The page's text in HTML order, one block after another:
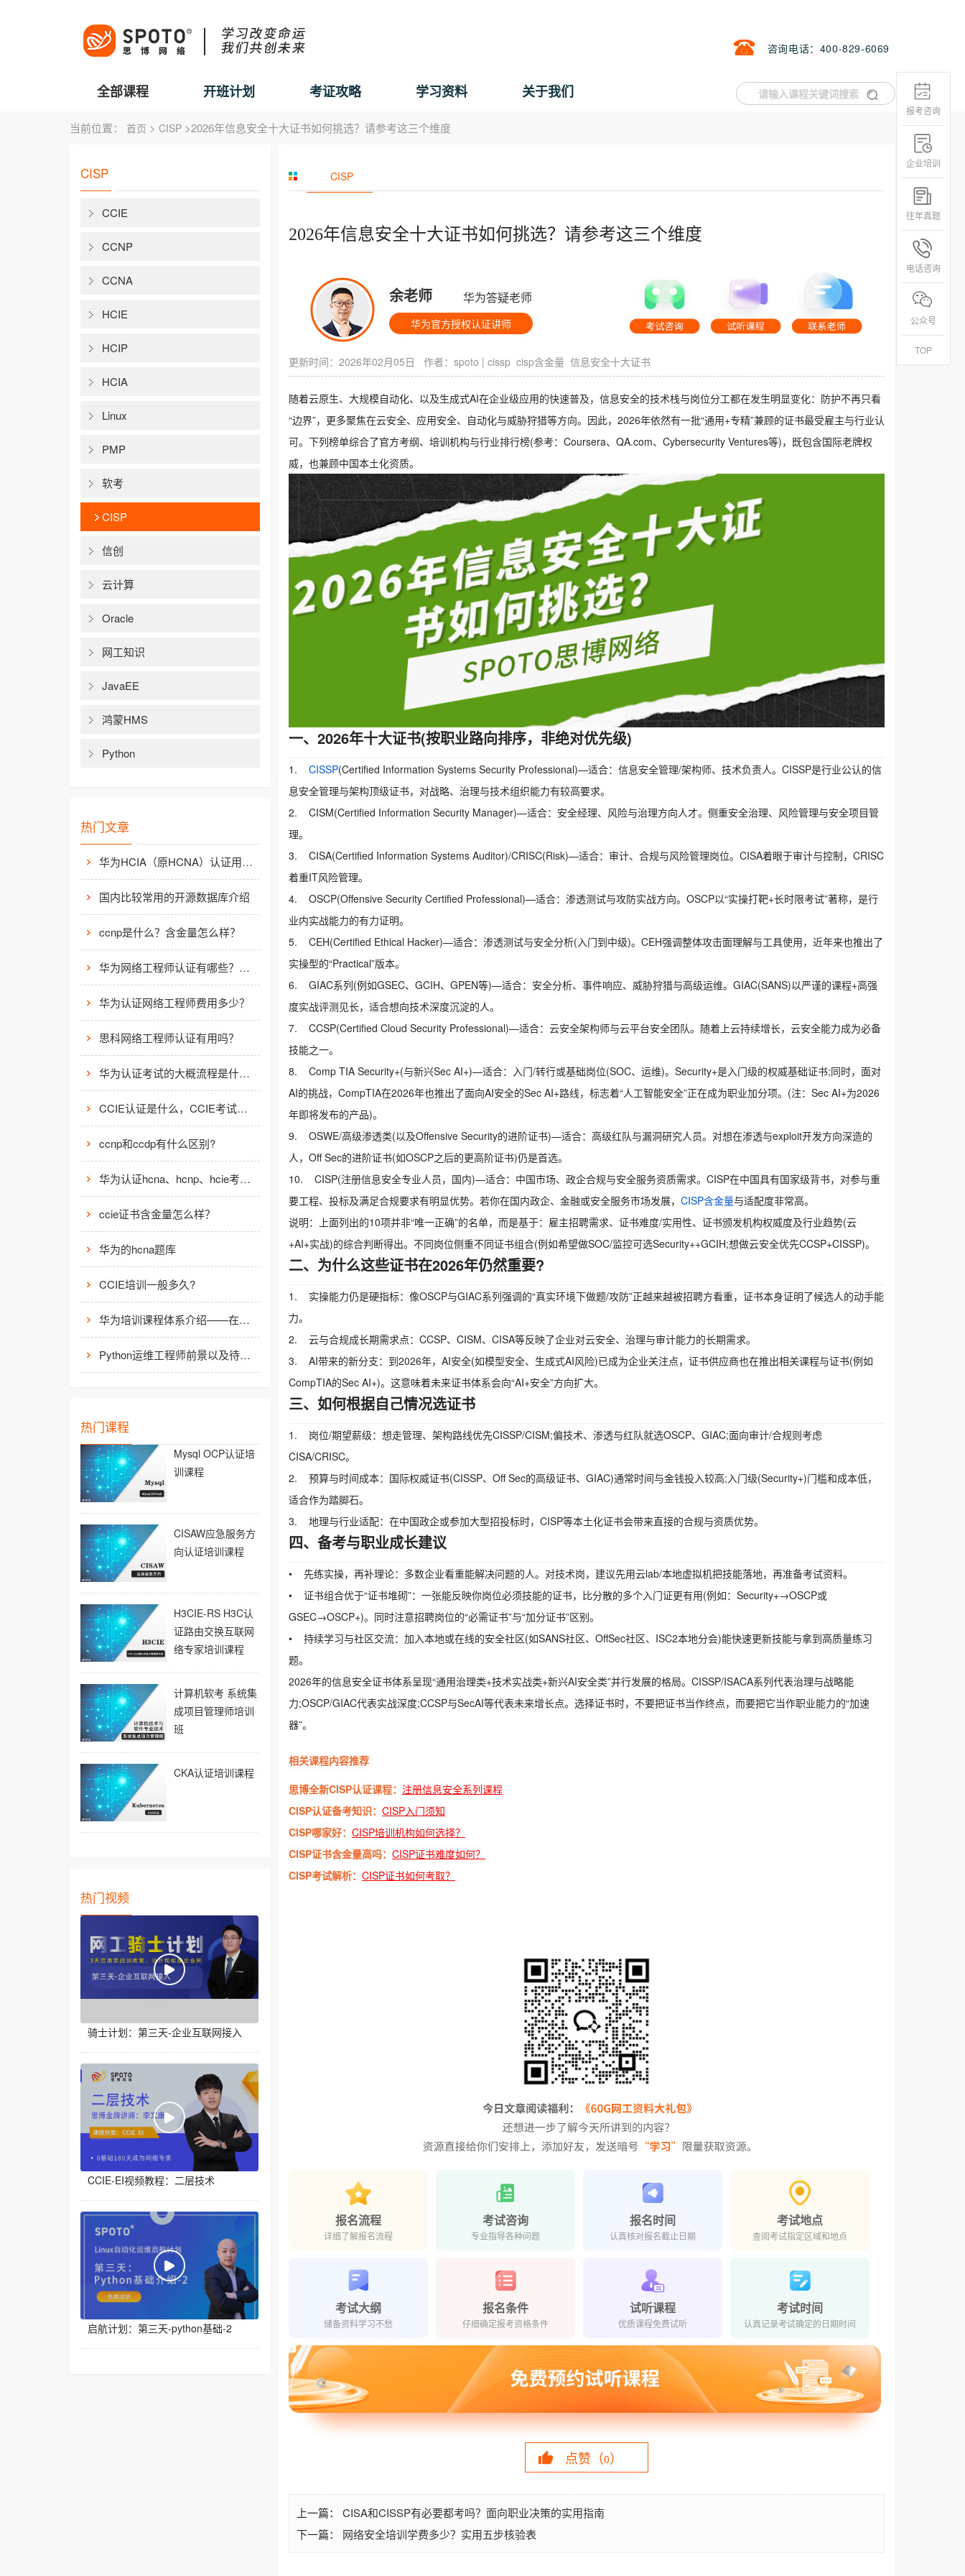
咨询电话：400-829-6069
全部课程 开班计划 考证攻略 学习资料 关于我们
当前位置： 首页 > CISP >2026年信息安全十大证书如何挑选？请参考这三个维度
CISP
CCIE
CCNP
CCNA
HCIE
HCIP
HCIA
Linux
PMP
软考
CISP
信创
云计算
Oracle
网工知识
JavaEE
鸿蒙HMS
Python
热门文章
华为HCIA（原HCNA）认证用处大吗？
国内比较常用的开源数据库介绍
ccnp是什么？含金量怎么样？
华为网络工程师认证有哪些？值不值得考？
华为认证网络工程师费用多少？
思科网络工程师认证有用吗？
华为认证考试的大概流程是什么样的？
CCIE认证是什么，CCIE考试认证考试指南
ccnp和ccdp有什么区别?
华为认证hcna、hcnp、hcie考试费用
ccie证书含金量怎么样？
华为的hcna题库
CCIE培训一般多久?
华为培训课程体系介绍——在线学习平台
Python运维工程师前景以及待遇价值如何?
热门课程
Mysql OCP认证培
训课程
CISAW应急服务方
向认证培训课程
H3CIE-RS H3C认
证路由交换互联网
络专家培训课程
计算机软考 系统集
成项目管理师培训
班
CKA认证培训课程
热门视频
骑士计划：第三天-企业互联网接入
CCIE-EI视频教程：二层技术
启航计划：第三天-python基础-2
CISP
2026年信息安全十大证书如何挑选？请参考这三个维度
余老师 华为答疑老师
华为官方授权认证讲师
更新时间：2026年02月05日 作者： spoto | cissp cisp含金量 信息安全十大证书
随着云原生、大规模自动化、以及生成式AI在企业级应用的快速普及，信息安全的技术栈与岗位分工都在发生明显变化：防护不再只看
“边界”，更多聚焦在云安全、应用安全、自动化与威胁狩猎等方向。因此，2026年依然有一批“通用+专精”兼顾的证书最受雇主与行业认
可。下列榜单综合了官方考纲、培训机构与行业排行榜(参考：Coursera、QA.com、Cybersecurity Ventures等)，既包含国际老牌权
威，也兼顾中国本土化资质。
一、2026年十大证书(按职业路向排序，非绝对优先级)
1. CISSP(Certified Information Systems Security Professional)—适合：信息安全管理/架构师、技术负责人。CISSP是行业公认的信
息安全管理与架构顶级证书，对战略、治理与技术组织能力有较高要求。
2. CISM(Certified Information Security Manager)—适合：安全经理、风险与治理方向人才。侧重安全治理、风险管理与安全项目管
理。
3. CISA(Certified Information Systems Auditor)/CRISC(Risk)—适合：审计、合规与风险管理岗位。CISA着眼于审计与控制，CRISC
着重IT风险管理。
4. OSCP(Offensive Security Certified Professional)—适合：渗透测试与攻防实战方向。OSCP以“实操打靶+长时限考试”著称，是行
业内实战能力的有力证明。
5. CEH(Certified Ethical Hacker)—适合：渗透测试与安全分析(入门到中级)。CEH强调整体攻击面理解与工具使用，近年来也推出了
实操型的“Practical”版本。
6. GIAC系列(例如GSEC、GCIH、GPEN等)—适合：安全分析、事件响应、威胁狩猎与高级运维。GIAC(SANS)以严谨的课程+高强
度实战评测见长，适合想向技术深度沉淀的人。
7. CCSP(Certified Cloud Security Professional)—适合：云安全架构师与云平台安全团队。随着上云持续增长，云安全能力成为必备
技能之一。
8. Comp TIA Security+(与新兴Sec AI+)—适合：入门/转行或基础岗位(SOC、运维)。Security+是入门级的权威基础证书;同时，面对
AI的挑战，CompTIA在2026年也推出了面向AI安全的Sec AI+路线，标志着“人工智能安全”正在成为职业加分项。(注：Sec AI+为2026
年即将发布的产品)。
9. OSWE/高级渗透类(以及Offensive Security的进阶证书)—适合：高级红队与漏洞研究人员。对想在渗透与exploit开发方向深造的
人，Off Sec的进阶证书(如OSCP之后的更高阶证书)仍是首选。
10. CISP(注册信息安全专业人员，国内)—适合：中国市场、政企合规与安全服务资质需求。CISP在中国具有国家级背书，对参与重
要工程、投标及满足合规要求有明显优势。若你在国内政企、金融或安全服务市场发展， CISP含金量与适配度非常高。
说明：上面列出的10项并非“唯一正确”的名单，而是基于：雇主招聘需求、证书难度/实用性、证书颁发机构权威度及行业趋势(云
+AI+实战)的综合判断得出。不同岗位侧重不同证书组合(例如希望做SOC/监控可选Security++GCIH;想做云安全优先CCSP+CISSP)。
二、为什么这些证书在2026年仍然重要?
1. 实操能力仍是硬指标：像OSCP与GIAC系列强调的“真实环境下做题/攻防”正越来越被招聘方看重，证书本身证明了候选人的动手能
力。
2. 云与合规成长期需求点：CCSP、CISM、CISA等反映了企业对云安全、治理与审计能力的长期需求。
3. AI带来的新分支：到2026年，AI安全(如模型安全、生成式AI风险)已成为企业关注点，证书供应商也在推出相关课程与证书(例如
CompTIA的Sec AI+)。这意味着未来证书体系会向“AI+安全”方向扩大。
三、如何根据自己情况选证书
1. 岗位/期望薪级：想走管理、架构路线优先CISSP/CISM;偏技术、渗透与红队就选OSCP、GIAC;面向审计/合规则考虑
CISA/CRISC。
2. 预算与时间成本：国际权威证书(CISSP、Off Sec的高级证书、GIAC)通常时间与金钱投入较高;入门级(Security+)门槛和成本低，
适合作为踏脚石。
3. 地理与行业适配：在中国政企或参加大型招投标时，CISP等本土化证书会带来直接的合规与资质优势。
四、备考与职业成长建议
• 先练实操，再补理论：多数企业看重能解决问题的人。对技术岗，建议先用云lab/本地虚拟机把技能落地，再准备考试资料。
• 证书组合优于“证书堆砌”：一张能反映你岗位必须技能的证书，比分散的多个入门证更有用(例如：Security+→OSCP或
GSEC→OSCP+)。同时注意招聘岗位的“必需证书”与“加分证书”区别。
• 持续学习与社区交流：加入本地或在线的安全社区(如SANS社区、OffSec社区、ISC2本地分会)能快速更新技能与拿到高质量练习
题。
2026年的信息安全证书体系呈现“通用治理类+技术实战类+新兴AI安全类”并行发展的格局。CISSP/ISACA系列代表治理与战略能
力;OSCP/GIAC代表实战深度;CCSP与SecAI等代表未来增长点。选择证书时，不要把证书当作终点，而要把它当作职业能力的“加速
器”。
相关课程内容推荐
思博全新CISP认证课程： 注册信息安全系列课程
CISP认证备考知识： CISP入门须知
CISP哪家好： CISP培训机构如何选择？
CISP证书含金量高吗： CISP证书难度如何？
CISP考试解析： CISP证书如何考取？
报名流程
详细了解报名流程
考试咨询
专业指导各种问题
报名时间
认真核对报名截止日期
考试地点
查阅考试指定区域和地点
考试大纲
储备资料学习不愁
报名条件
仔细确定报考资格条件
试听课程
优质课程免费试听
考试时间
认真记录考试确定的日期时间
点赞（0）
上一篇： CISA和CISSP有必要都考吗？面向职业决策的实用指南
下一篇： 网络安全培训学费多少？实用五步核验表
报考咨询
企业培训
往年真题
电话咨询
公众号
TOP